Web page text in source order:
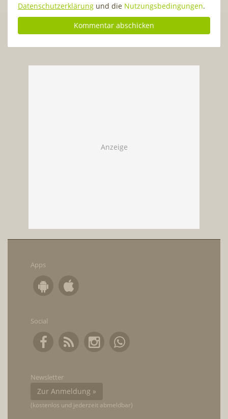
Datenschutzerklärung und die Nutzungsbedingungen.
Apps
Social
Newsletter
Zur Anmeldung »
(kostenlos und jederzeit abmeldbar)